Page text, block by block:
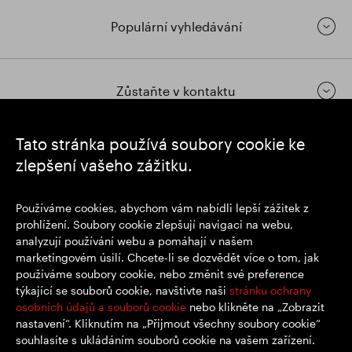
Finanční výsledky Aktualizace obchodování
Tato stránka používá soubory cookie ke
zlepšení vašeho zážitku.
Používáme cookies, abychom vám nabídli lepší zážitek z
prohlížení. Soubory cookie zlepšují navigaci na webu,
analyzují používání webu a pomáhají v našem
marketingovém úsilí. Chcete-li se dozvědět více o tom, jak
používáme soubory cookie, nebo změnit své preference
týkající se souborů cookie, navštivte naši stránku ochrany
osobních údajů a souborů cookie nebo klikněte na „Zobrazit
nastavení“. Kliknutím na „Přijmout všechny soubory cookie“
souhlasíte s ukládáním souborů cookie na vašem zařízení.
Populární vyhledávání
Zůstaňte v kontaktu
https://www.linkedin.com/
https://www.youtube.com/
https://twitter.com/
Sídlo: 1 New Burlington Place, Londýn W1S 2HR
Registrační číslo Spojeného království 167591
Místo registrace: Anglie a Wales
© SEGRO 2022
Zřeknutí se odpovědnosti